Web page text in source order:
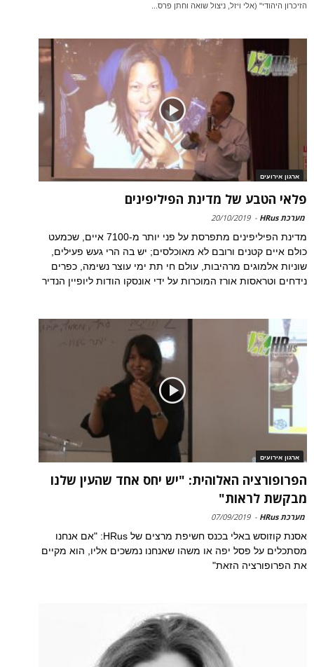
הזיכרון היהודי" (אלי ויזל, ניצול שואה וחתן פרס...
ארגון אירועים
פלאי הטבע של מדינת הפיליפינים
מערכת HRus -
20/10/2019
מדינת הפיליפינים מתפרסת על פני יותר מ-7100 איים, שכמעט
כולם איים קטנים ורובם לא מאוכלסים; יש בה הרי געש פעילים,
שוניות אלמוגים מרהיבות, עולם חי תת ימי עוצר נשימה, כפרים
נידחים וטראסות אורז המוכרות על ידי אונסקו הודות ליופיין הנדיר
ארגון אירועים
הפרופורציה האלוהית: "יש יחס אחד שהעין שלנו
מבקשת לראות"
מערכת HRus -
07/09/2019
אסנת קוזוסש באלי בכנס חשיפת מרצים של HRus: "אם אנחנו
מסתכלים על פסל יפה או משהו שאנחנו נמשכים אליו, הוא מקיים
את הפרופורציה הזאת"